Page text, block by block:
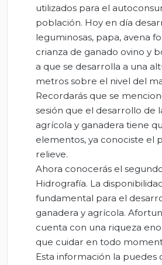
utilizados para el
población. Hoy en día
leguminosas, papa, avena
crianza de ganado ovino y
a que se desarrolla a una
metros sobre el nivel del
Recordarás que se
sesión que el desarrollo de
agrícola y ganadera tiene
elementos, ya conociste el
relieve.
Ahora conocerás el
Hidrografía. La
fundamental para el
ganadera y agrícola.
cuenta con una riqueza
que cuidar en todo
Esta información la puedes